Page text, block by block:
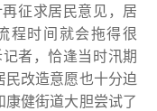
征求居民意见，居
程时间就会拖得很
者，恰逢当时汛期
民改造意愿也十分迫
健街道大胆尝试了